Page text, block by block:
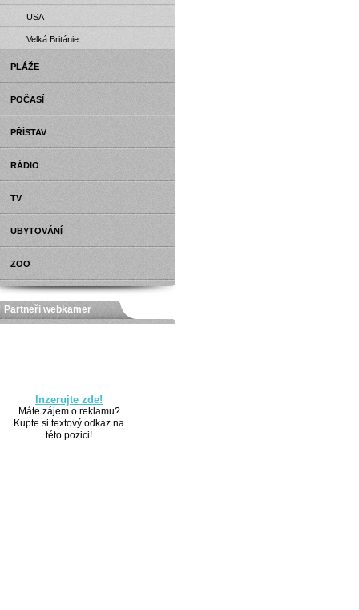
USA
Velká Británie
PLÁŽE
POČASÍ
PŘÍSTAV
RÁDIO
TV
UBYTOVÁNÍ
ZOO
Partneři webkamer
Inzerujte zde!
Máte zájem o reklamu?
Kupte si textový odkaz na
této pozici!